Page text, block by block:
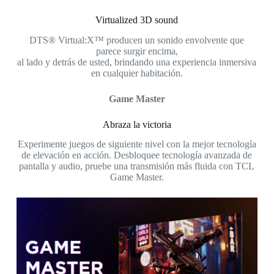
Virtualized 3D sound
DTS® Virtual:X™ producen un sonido envolvente que
parece surgir encima,
al lado y detrás de usted, brindando una experiencia inmersiva
en cualquier habitación.
Game Master
Abraza la victoria
Experimente juegos de siguiente nivel con la mejor tecnología
de elevación en acción. Desbloquee tecnología avanzada de
pantalla y audio, pruebe una transmisión más fluida con TCL
Game Master.